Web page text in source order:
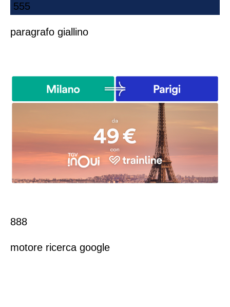
555
paragrafo giallino
888
motore ricerca google